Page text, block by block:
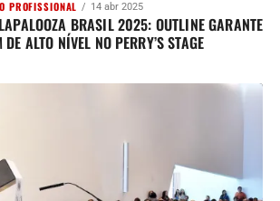
PROFISSIONAL 14 abr 2025
BRASIL 2025: OUTLINE GARANTE
DE ALTO NÍVEL NO PERRY’S STAGE